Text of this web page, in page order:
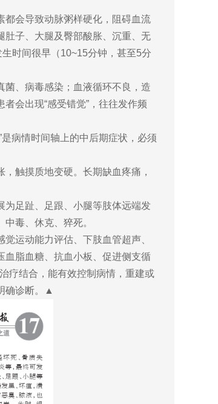
都会导致动脉粥样硬化，阻碍血流
肚子、大腿及臀部酸胀、沉重、无
时间很早（10~15分钟，甚至5分
、病毒感染；血液循环不良，造
会出现“感受错觉”，往往发作频
病情时间轴上的中后期症状，必须
触摸质地变硬。长期缺血疼痛，
为足趾、足跟、小腿等肢体远端发
毒、休克、猝死。
运动能力评估、下肢血管超声、
血脂血糖、抗血小板、促进侧支循
疗结合，能有效控制病情，重建或
确诊断。▲